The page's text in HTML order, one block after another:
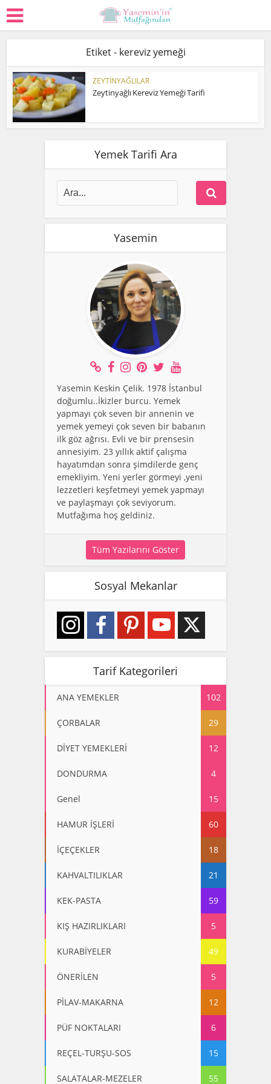
Etiket - kereviz yemeği
ZEYTİNYAĞLILAR
Zeytinyağlı Kereviz Yemeği Tarifi
Yemek Tarifi Ara
Yasemin
Yasemin Keskin Çelik. 1978 İstanbul
doğumlu..İkizler burcu. Yemek
yapmayı çok seven bir annenin ve
yemek yemeyi çok seven bir babanın
ilk göz ağrısı. Evli ve bir prensesin
annesiyim. 23 yıllık aktif çalışma
hayatımdan sonra şimdilerde genç
emekliyim. Yeni yerler görmeyi ,yeni
lezzetleri keşfetmeyi yemek yapmayı
ve paylaşmayı çok seviyorum.
Mutfağıma hoş geldiniz.
Tüm Yazılarını Göster
Sosyal Mekanlar
Tarif Kategorileri
ANA YEMEKLER 102
ÇORBALAR 29
DİYET YEMEKLERİ 12
DONDURMA 4
Genel 15
HAMUR İŞLERİ 60
İÇEÇEKLER 18
KAHVALTILIKLAR 21
KEK-PASTA 59
KIŞ HAZIRLIKLARI 5
KURABİYELER 49
ÖNERİLEN 5
PİLAV-MAKARNA 12
PÜF NOKTALARI 6
REÇEL-TURŞU-SOS 15
SALATALAR-MEZELER 55